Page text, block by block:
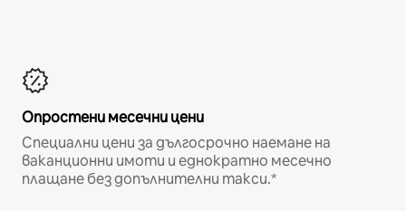
Опростени месечни цени
Специални цени за дългосрочно наемане на
ваканционни имоти и еднократно месечно
плащане без допълнителни такси.*